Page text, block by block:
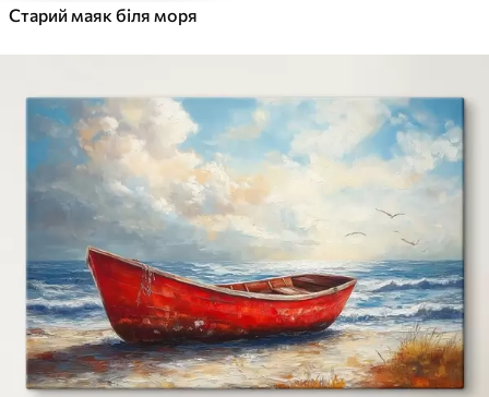
✓Яскраві, насичені кольори
✓Поверхня з текстурою полотна
✓Екологічний матеріал
Старий маяк біля моря